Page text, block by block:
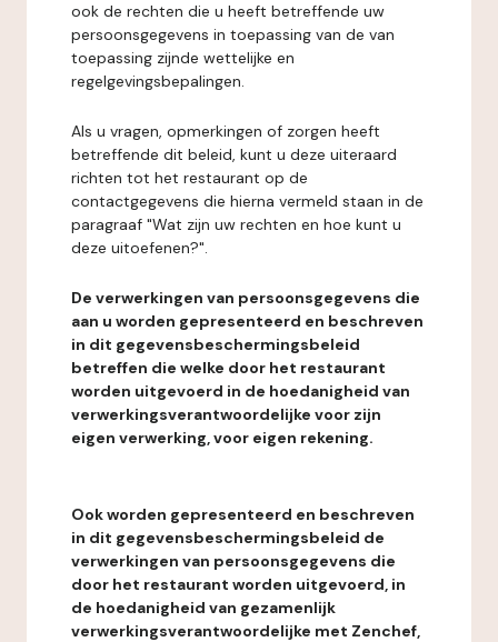
ook de rechten die u heeft betreffende uw
persoonsgegevens in toepassing van de van
toepassing zijnde wettelijke en
regelgevingsbepalingen.
Als u vragen, opmerkingen of zorgen heeft
betreffende dit beleid, kunt u deze uiteraard
richten tot het restaurant op de
contactgegevens die hierna vermeld staan in de
paragraaf "Wat zijn uw rechten en hoe kunt u
deze uitoefenen?".
De verwerkingen van persoonsgegevens die
aan u worden gepresenteerd en beschreven
in dit gegevensbeschermingsbeleid
betreffen die welke door het restaurant
worden uitgevoerd in de hoedanigheid van
verwerkingsverantwoordelijke voor zijn
eigen verwerking, voor eigen rekening.
Ook worden gepresenteerd en beschreven
in dit gegevensbeschermingsbeleid de
verwerkingen van persoonsgegevens die
door het restaurant worden uitgevoerd, in
de hoedanigheid van gezamenlijk
verwerkingsverantwoordelijke met Zenchef,